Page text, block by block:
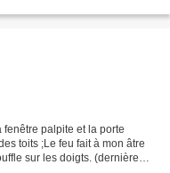
palpite et la porte
toits ;Le feu fait à mon âtre
sur les doigts. (dernière